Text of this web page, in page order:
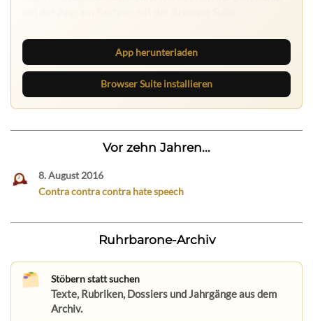
App herunterladen
Browser Suite installieren
Vor zehn Jahren...
8. August 2016
Contra contra contra hate speech
Ruhrbarone-Archiv
Stöbern statt suchen
Texte, Rubriken, Dossiers und Jahrgänge aus dem
Archiv.